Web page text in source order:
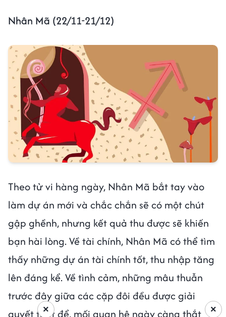
Nhân Mã (22/11-21/12)
Theo tử vi hàng ngày, Nhân Mã bắt tay vào
làm dự án mới và chắc chắn sẽ có một chút
gập ghềnh, nhưng kết quả thu được sẽ khiến
bạn hài lòng. Về tài chính, Nhân Mã có thể tìm
thấy những dự án tài chính tốt, thu nhập tăng
lên đáng kể. Về tình cảm, những mâu thuẫn
trước đây giữa các cặp đôi đều được giải
quyết triệt để, mối quan hệ ngày càng thắt
×
×